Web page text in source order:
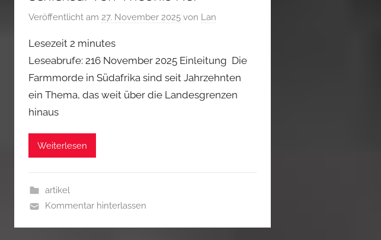
Veröffentlicht am 27. November 2025 von Lan
Lesezeit 2 minutes
Leseabrufe: 216 November 2025 Einleitung Die
Farmmorde in Südafrika sind seit Jahrzehnten
ein Thema, das weit über die Landesgrenzen
hinaus
Weiterlesen
artikel
Kommentar hinterlassen